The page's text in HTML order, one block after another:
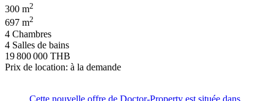
300 m2
697 m2
4 Chambres
4 Salles de bains
19 800 000 THB
Prix de location: à la demande
Cette nouvelle offre de Doctor-Property est située dans